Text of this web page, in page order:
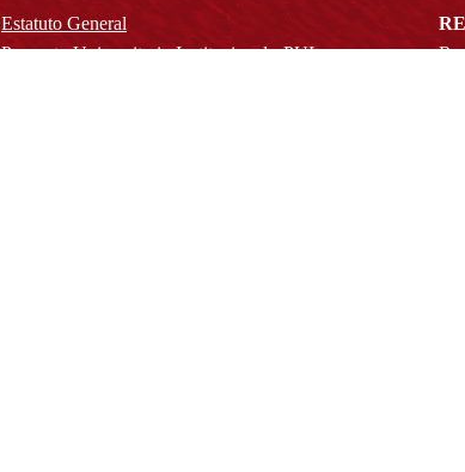
Estatuto General
Proyecto Universitario Institucional - PUI